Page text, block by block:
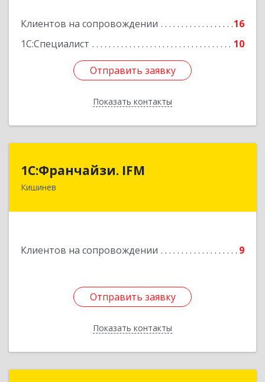
Клиентов на сопровождении
16
1С:Специалист
10
Отправить заявку
Показать контакты
Отправить заявку
Назад
1С:Франчайзи. IFM
Кишинев
Клиентов на сопровождении 9
Отправить заявку
Показать контакты
Отправить заявку
Назад